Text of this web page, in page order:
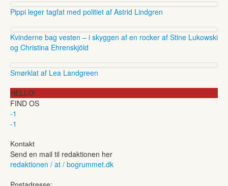
Pippi leger tagfat med politiet af Astrid Lindgren
Kvinderne bag vesten – i skyggen af en rocker af Stine Lukowski
og Christina Ehrenskjöld
Smørklat af Lea Landgreen
HELLO!
FIND OS
-1
-1
Kontakt
Send en mail til redaktionen her
redaktionen / at / bogrummet.dk